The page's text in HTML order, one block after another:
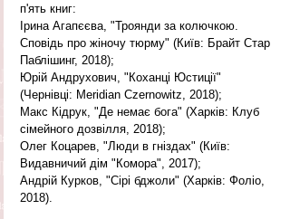
п'ять книг:
Ірина Агапєєва, "Троянди за колючкою.
Сповідь про жіночу тюрму" (Київ: Брайт Стар
Паблішинг, 2018);
Юрій Андрухович, "Коханці Юстиції"
(Чернівці: Meridian Czernowitz, 2018);
Макс Кідрук, "Де немає бога" (Харків: Клуб
сімейного дозвілля, 2018);
Олег Коцарев, "Люди в гніздах" (Київ:
Видавничий дім "Комора", 2017);
Андрій Курков, "Сірі бджоли" (Харків: Фоліо,
2018).